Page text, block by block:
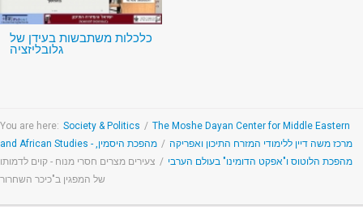
כלכלות משתבשות בעידן של
גלובליזציה
You are here: Society & Politics / The Moshe Dayan Center for Middle Eastern
and African Studies - מרכז משה דיין ללימודי המזרח התיכון ואפריקה / מהפכת היסמין,
מהפכת הלוטוס ו"אפקט הדומינו" בעולם הערבי / צעירים מצרים חסרי מנוח - קוים לדמותו
של המפגין ב"כיכר השחרור